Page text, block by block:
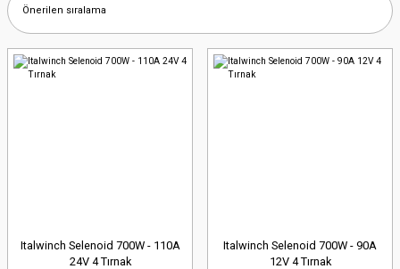
Italwinch Selenoid 700W - 110A
24V 4 Tırnak
Italwinch Selenoid 700W - 90A
12V 4 Tırnak